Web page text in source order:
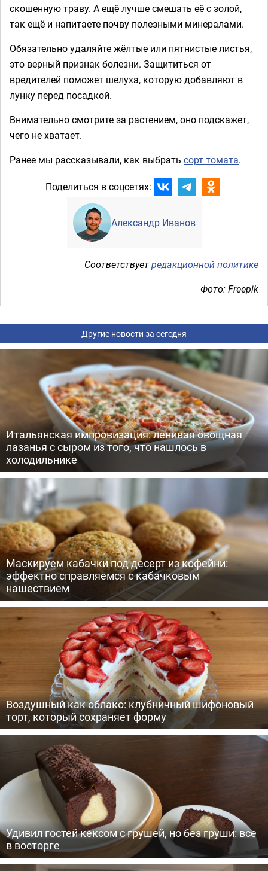
скошенную траву. А ещё лучше смешать её с золой,
так ещё и напитаете почву полезными минералами.
Обязательно удаляйте жёлтые или пятнистые листья,
это верный признак болезни. Защититься от
вредителей поможет шелуха, которую добавляют в
лунку перед посадкой.
Внимательно смотрите за растением, оно подскажет,
чего не хватает.
Ранее мы рассказывали, как выбрать сорт томата.
Поделиться в соцсетях:
Александр Иванов
Соответствуетредакционной политике
Фото: Freepik
Другие новости за сегодня
Итальянская импровизация: ленивая овощная
лазанья с сыром из того, что нашлось в
холодильнике
Маскируем кабачки под десерт из кофейни:
эффектно справляемся с кабачковым
нашествием
Воздушный как облако: клубничный шифоновый
торт, который сохраняет форму
Удивил гостей кексом с грушей, но без груши: все
в восторге